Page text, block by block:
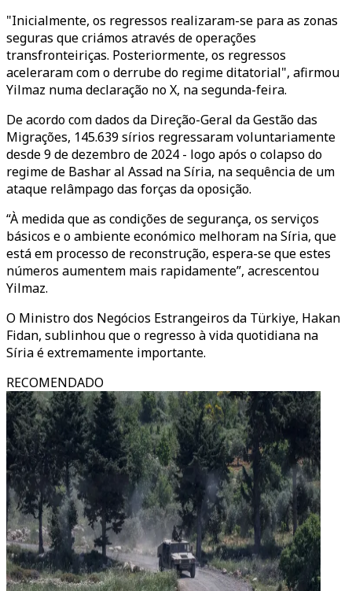
"Inicialmente, os regressos realizaram-se para as zonas
seguras que criámos através de operações
transfronteiriças. Posteriormente, os regressos
aceleraram com o derrube do regime ditatorial", afirmou
Yilmaz numa declaração no X, na segunda-feira.
De acordo com dados da Direção-Geral da Gestão das
Migrações, 145.639 sírios regressaram voluntariamente
desde 9 de dezembro de 2024 - logo após o colapso do
regime de Bashar al Assad na Síria, na sequência de um
ataque relâmpago das forças da oposição.
“À medida que as condições de segurança, os serviços
básicos e o ambiente económico melhoram na Síria, que
está em processo de reconstrução, espera-se que estes
números aumentem mais rapidamente”, acrescentou
Yilmaz.
O Ministro dos Negócios Estrangeiros da Türkiye, Hakan
Fidan, sublinhou que o regresso à vida quotidiana na
Síria é extremamente importante.
RECOMENDADO